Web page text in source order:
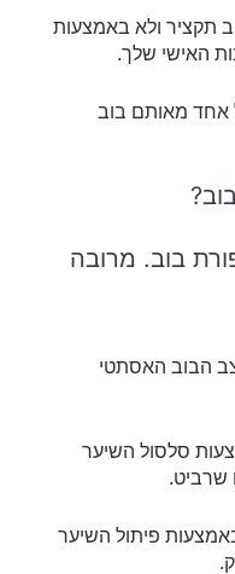
תקציר ולא באמצעות
האישי שלך.
אחד מאותם בוב
בוב. מרובה
הבוב האסתטי
סלסול השיער
שרביט.
פיתול השיער